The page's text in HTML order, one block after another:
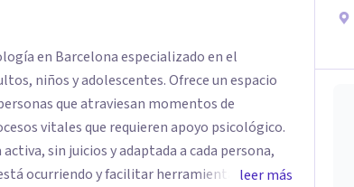
en Barcelona especializado en el
niños y adolescentes. Ofrece un espacio
que atraviesan momentos de
vitales que requieren apoyo psicológico.
sin juicios y adaptada a cada persona,
ocurriendo y facilitar herramientas para
leer más